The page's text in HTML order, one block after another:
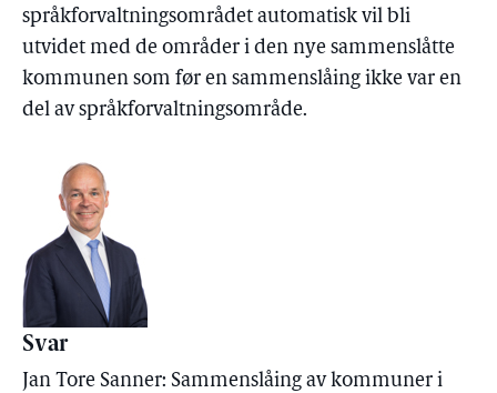
språkforvaltningsområdet automatisk vil bli
utvidet med de områder i den nye sammenslåtte
kommunen som før en sammenslåing ikke var en
del av språkforvaltningsområde.
Svar
Jan Tore Sanner: Sammenslåing av kommuner i